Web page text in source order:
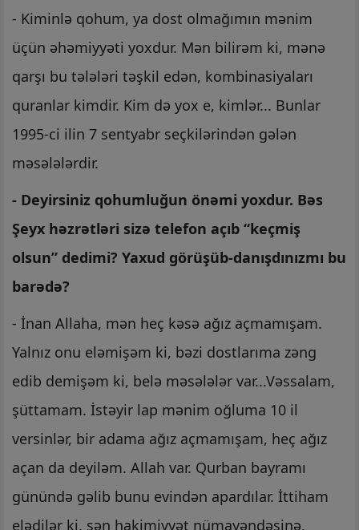
- Kiminlə qohum, ya dost olmağımın mənim
üçün əhəmiyyəti yoxdur. Mən bilirəm ki, mənə
qarşı bu tələləri təşkil edən, kombinasiyaları
quranlar kimdir. Kim də yox e, kimlər... Bunlar
1995-ci ilin 7 sentyabr seçkilərindən gələn
məsələlərdir.
- Deyirsiniz qohumluğun önəmi yoxdur. Bəs
Şeyx həzrətləri sizə telefon açıb “keçmiş
olsun” dedimi? Yaxud görüşüb-danışdınızmı bu
barədə?
- İnan Allaha, mən heç kəsə ağız açmamışam.
Yalnız onu eləmişəm ki, bəzi dostlarıma zəng
edib demişəm ki, belə məsələlər var...Vəssalam,
şüttamam. İstəyir lap mənim oğluma 10 il
versinlər, bir adama ağız açmamışam, heç ağız
açan da deyiləm. Allah var. Qurban bayramı
günündə gəlib bunu evindən apardılar. İttiham
elədilər ki, sən hakimiyyət nümayəndəsinə,